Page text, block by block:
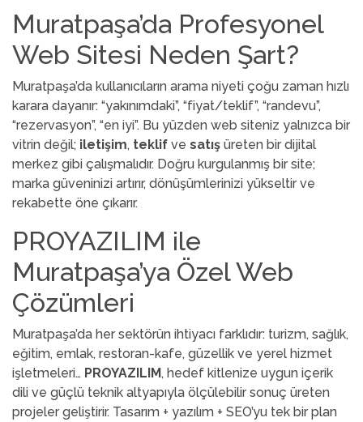
Muratpaşa’da Profesyonel
Web Sitesi Neden Şart?
Muratpaşa’da kullanıcıların arama niyeti çoğu zaman hızlı
karara dayanır: “yakınımdaki”, “fiyat/teklif”, “randevu”,
“rezervasyon”, “en iyi”. Bu yüzden web siteniz yalnızca bir
vitrin değil; iletişim, teklif ve satış üreten bir dijital
merkez gibi çalışmalıdır. Doğru kurgulanmış bir site;
marka güveninizi artırır, dönüşümlerinizi yükseltir ve
rekabette öne çıkarır.
PROYAZILIM ile
Muratpaşa’ya Özel Web
Çözümleri
Muratpaşa’da her sektörün ihtiyacı farklıdır: turizm, sağlık,
eğitim, emlak, restoran-kafe, güzellik ve yerel hizmet
işletmeleri… PROYAZILIM, hedef kitlenize uygun içerik
dili ve güçlü teknik altyapıyla ölçülebilir sonuç üreten
projeler geliştirir. Tasarım + yazılım + SEO’yu tek bir plan